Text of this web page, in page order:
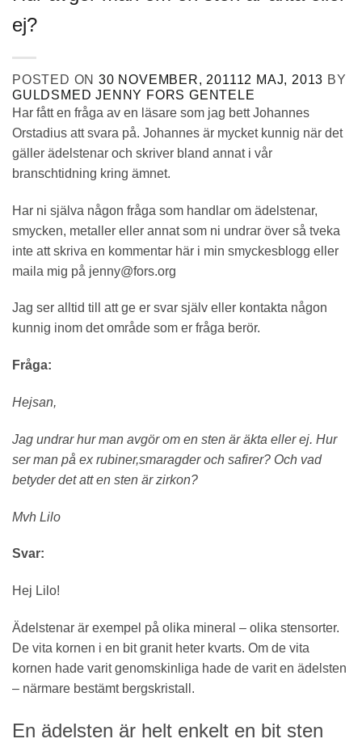
ej?
POSTED ON30 NOVEMBER, 201112 MAJ, 2013 BY
GULDSMED JENNY FORS GENTELE
Har fått en fråga av en läsare som jag bett Johannes
Orstadius att svara på. Johannes är mycket kunnig när det
gäller ädelstenar och skriver bland annat i vår
branschtidning kring ämnet.
Har ni själva någon fråga som handlar om ädelstenar,
smycken, metaller eller annat som ni undrar över så tveka
inte att skriva en kommentar här i min smyckesblogg eller
maila mig på jenny@fors.org
Jag ser alltid till att ge er svar själv eller kontakta någon
kunnig inom det område som er fråga berör.
Fråga:
Hejsan,
Jag undrar hur man avgör om en sten är äkta eller ej. Hur
ser man på ex rubiner,smaragder och safirer? Och vad
betyder det att en sten är zirkon?
Mvh Lilo
Svar:
Hej Lilo!
Ädelstenar är exempel på olika mineral – olika stensorter.
De vita kornen i en bit granit heter kvarts. Om de vita
kornen hade varit genomskinliga hade de varit en ädelsten
– närmare bestämt bergskristall.
En ädelsten är helt enkelt en bit sten